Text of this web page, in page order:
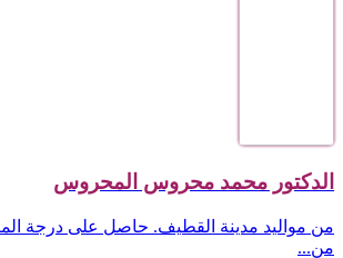
الدكتور محمد محروس المحروس
من مواليد مدينة القطيف. حاصل على درجة
من...